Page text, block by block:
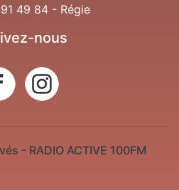
49 84 - Régie
nous
- RADIO ACTIVE 100FM